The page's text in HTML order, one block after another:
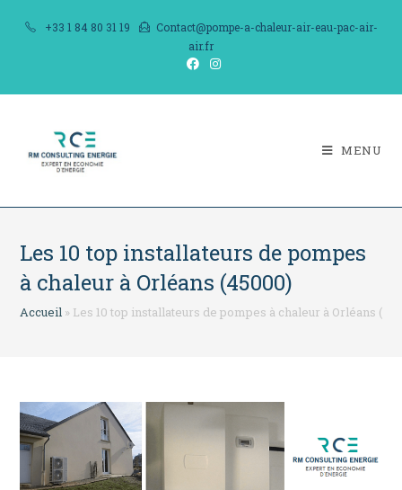
+33 1 84 80 31 19
Contact@pompe-a-chaleur-air-eau-pac-air-
air.fr
MENU
Les 10 top installateurs de pompes
à chaleur à Orléans (45000)
Accueil » Les 10 top installateurs de pompes à chaleur à Orléans